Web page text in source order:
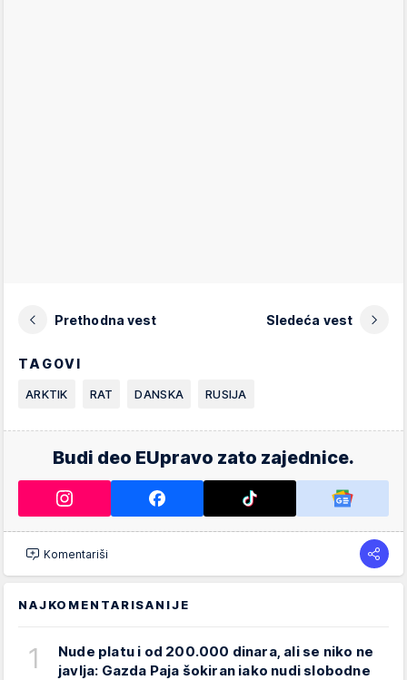
Prethodna vest Sledeća vest
TAGOVI
ARKTIK RAT DANSKA RUSIJA
Budi deo EUpravo zato zajednice.
Komentariši
NAJKOMENTARISANIJE
1
Nude platu i od 200.000 dinara, ali se niko ne
javlja: Gazda Paja šokiran iako nudi slobodne